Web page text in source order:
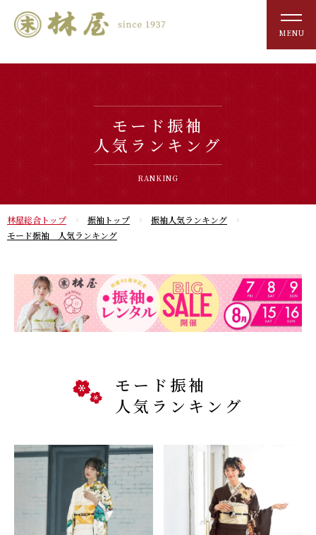
MENU
モード振袖
人気ランキング
RANKING
林屋総合トップ 振袖トップ
振袖人気ランキング
モード振袖 人気ランキング
モード振袖
人気ランキング